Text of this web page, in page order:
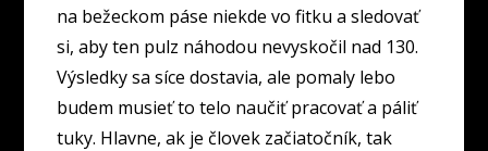
na bežeckom páse niekde vo fitku a sledovať
si, aby ten pulz náhodou nevyskočil nad 130.
Výsledky sa síce dostavia, ale pomaly lebo
budem musieť to telo naučiť pracovať a páliť
tuky. Hlavne, ak je človek začiatočník, tak